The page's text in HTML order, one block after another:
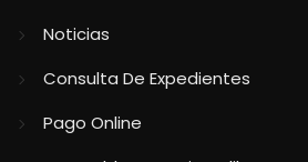
Noticias
Consulta De Expedientes
Pago Online